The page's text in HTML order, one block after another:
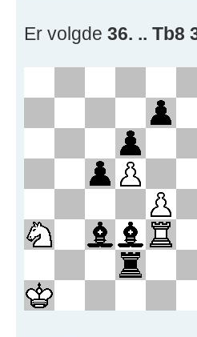
Er volgde 36. .. Tb8